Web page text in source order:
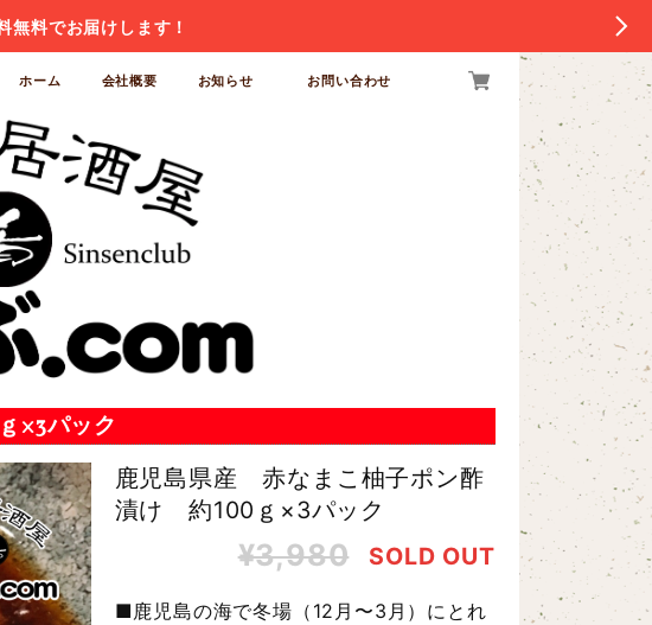
無料でお届けします！
ホーム 会社概要 お知らせ お問い合わせ
×3パック
鹿児島県産 赤なまこ柚子ポン酢
漬け 約100ｇ×3パック
¥3,980 SOLD OUT
■鹿児島の海で冬場（12月〜3月）にとれ